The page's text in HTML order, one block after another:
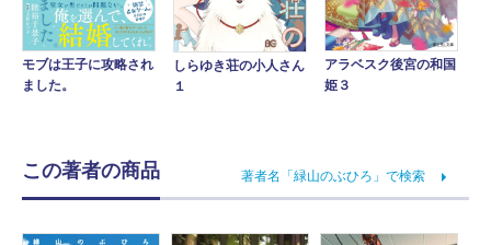
モブは王子に攻略され
ました。
しらゆき荘の小人さん
１
アラベスク後宮の和国
姫３
この著者の商品 著者名「緑山のぶひろ」で検索